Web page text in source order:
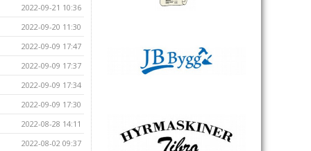
2022-09-21 10:36
2022-09-20 11:30
2022-09-09 17:47
2022-09-09 17:37
2022-09-09 17:34
2022-09-09 17:30
2022-08-28 14:11
2022-08-02 09:37